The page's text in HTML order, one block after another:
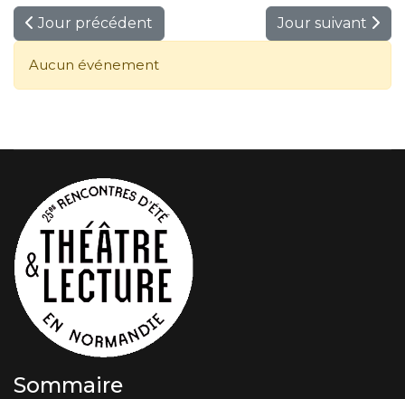
Jour précédent Jour suivant
Aucun événement
Sommaire